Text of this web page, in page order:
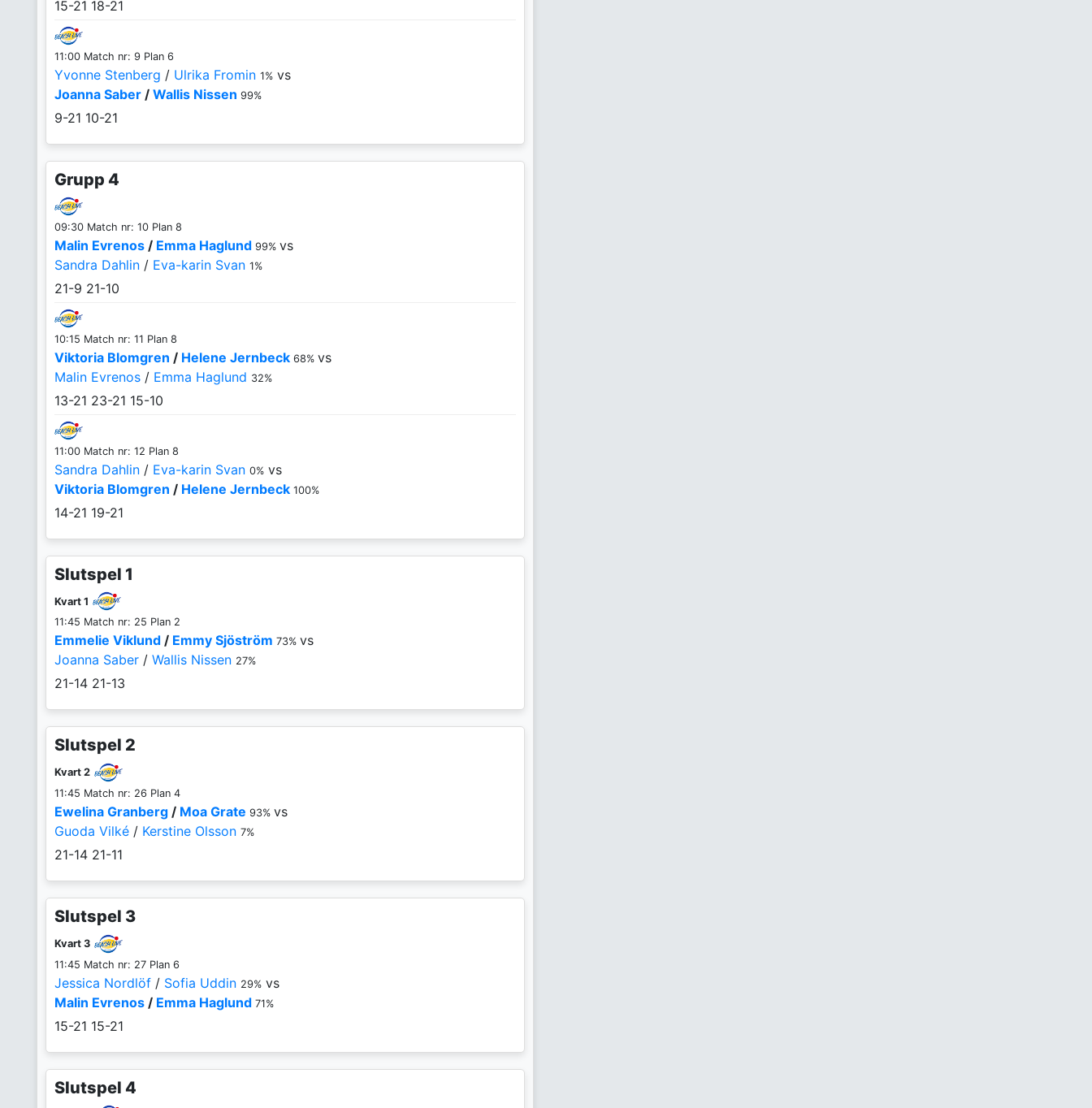
15-21 18-21
11:00 Match nr: 9 Plan 6
Yvonne Stenberg / Ulrika Fromin 1% vs
Joanna Saber / Wallis Nissen 99%
9-21 10-21
Grupp 4
09:30 Match nr: 10 Plan 8
Malin Evrenos / Emma Haglund 99% vs
Sandra Dahlin / Eva-karin Svan 1%
21-9 21-10
10:15 Match nr: 11 Plan 8
Viktoria Blomgren / Helene Jernbeck 68% vs
Malin Evrenos / Emma Haglund 32%
13-21 23-21 15-10
11:00 Match nr: 12 Plan 8
Sandra Dahlin / Eva-karin Svan 0% vs
Viktoria Blomgren / Helene Jernbeck 100%
14-21 19-21
Slutspel 1
Kvart 1
11:45 Match nr: 25 Plan 2
Emmelie Viklund / Emmy Sjöström 73% vs
Joanna Saber / Wallis Nissen 27%
21-14 21-13
Slutspel 2
Kvart 2
11:45 Match nr: 26 Plan 4
Ewelina Granberg / Moa Grate 93% vs
Guoda Vilké / Kerstine Olsson 7%
21-14 21-11
Slutspel 3
Kvart 3
11:45 Match nr: 27 Plan 6
Jessica Nordlöf / Sofia Uddin 29% vs
Malin Evrenos / Emma Haglund 71%
15-21 15-21
Slutspel 4